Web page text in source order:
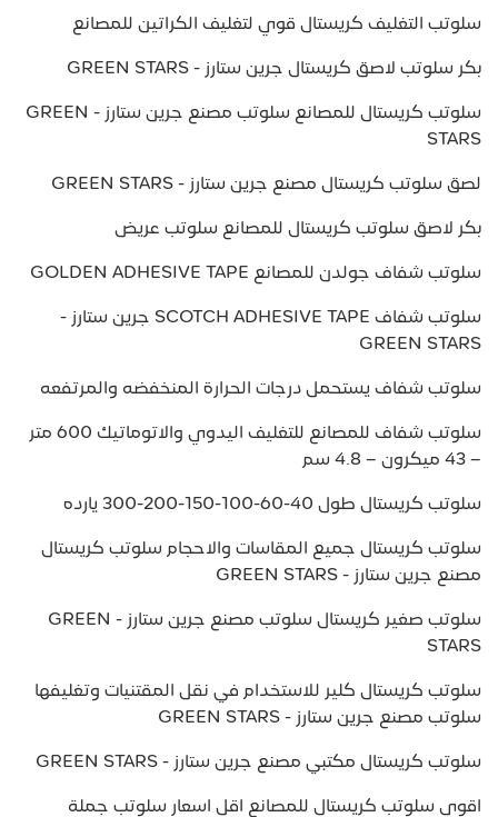
سلوتب التغليف كريستال قوي لتغليف الكراتين للمصانع
بكر سلوتب لاصق كريستال جرين ستارز - GREEN STARS
سلوتب كريستال للمصانع سلوتب مصنع جرين ستارز - GREEN
STARS
لصق سلوتب كريستال مصنع جرين ستارز - GREEN STARS
بكر لاصق سلوتب كريستال للمصانع سلوتب عريض
سلوتب شفاف جولدن للمصانع GOLDEN ADHESIVE TAPE
سلوتب شفاف SCOTCH ADHESIVE TAPE جرين ستارز -
GREEN STARS
سلوتب شفاف يستحمل درجات الحرارة المنخفضه والمرتفعه
سلوتب شفاف للمصانع للتغليف اليدوي والاتوماتيك 600 متر
– 43 ميكرون – 4.8 سم
سلوتب كريستال طول 40-60-100-150-200-300 يارده
سلوتب كريستال جميع المقاسات والاحجام سلوتب كريستال
مصنع جرين ستارز - GREEN STARS
سلوتب صغير كريستال سلوتب مصنع جرين ستارز - GREEN
STARS
سلوتب كريستال كلير للاستخدام في نقل المقتنيات وتغليفها
سلوتب مصنع جرين ستارز - GREEN STARS
سلوتب كريستال مكتبي مصنع جرين ستارز - GREEN STARS
اقوي سلوتب كريستال للمصانع اقل اسعار سلوتب جملة